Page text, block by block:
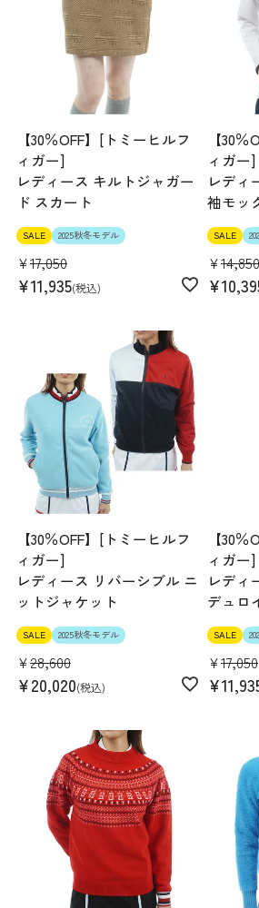
【30％OFF】[トミーヒルフ
ィガー]
レディース キルトジャガー
ド スカート
SALE 2025秋冬モデル
¥17,050
¥11,935 税込
【30
ィガー]
レディ
袖モッ
SALE
¥14,850
¥
【30％OFF】[トミーヒルフ
ィガー]
レディース リバーシブル ニ
ットジャケット
SALE 2025秋冬モデル
¥28,600
¥20,020 税込
【30
ィガー]
レディ
デュロ
SALE
¥17,050
¥